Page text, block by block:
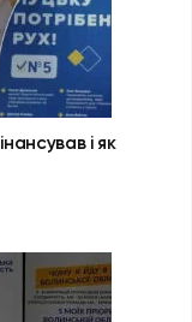
і як